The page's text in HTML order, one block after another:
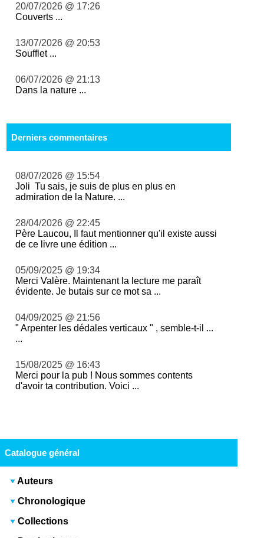
20/07/2026 @ 17:26
Couverts ...
13/07/2026 @ 20:53
Soufflet ...
06/07/2026 @ 21:13
Dans la nature ...
Derniers commentaires
08/07/2026 @ 15:54
Joli Tu sais, je suis de plus en plus en
admiration de la Nature. ...
28/04/2026 @ 22:45
Père Laucou, Il faut mentionner qu'il existe aussi
de ce livre une édition ...
05/09/2025 @ 19:34
Merci Valère. Maintenant la lecture me paraît
évidente. Je butais sur ce mot sa ...
04/09/2025 @ 21:56
" Arpenter les dédales verticaux " , semble-t-il ...
...
15/08/2025 @ 16:43
Merci pour la pub ! Nous sommes contents
d'avoir ta contribution. Voici ...
Catalogue général
Auteurs
Chronologique
Collections